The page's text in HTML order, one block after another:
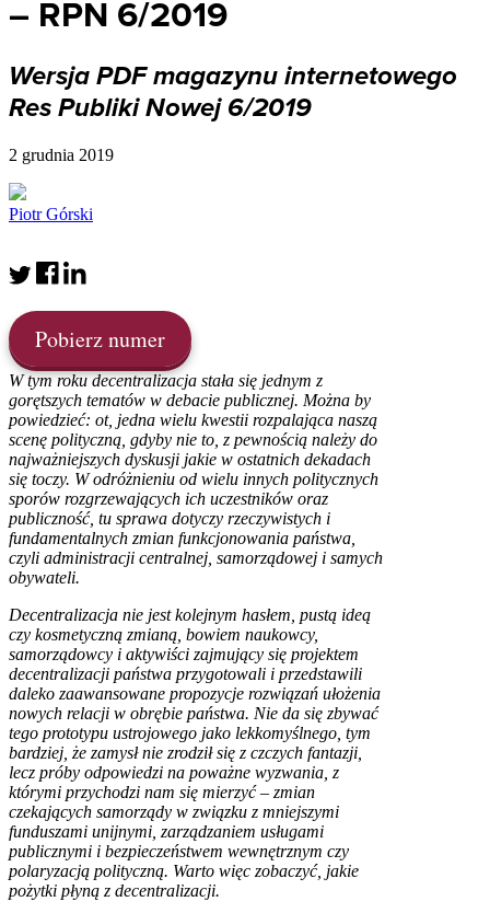
– RPN 6/2019
Wersja PDF magazynu internetowego
Res Publiki Nowej 6/2019
2 grudnia 2019
Piotr Górski
Pobierz numer
W tym roku decentralizacja stała się jednym z
gorętszych tematów w debacie publicznej. Można by
powiedzieć: ot, jedna wielu kwestii rozpalająca naszą
scenę polityczną, gdyby nie to, z pewnością należy do
najważniejszych dyskusji jakie w ostatnich dekadach
się toczy. W odróżnieniu od wielu innych politycznych
sporów rozgrzewających ich uczestników oraz
publiczność, tu sprawa dotyczy rzeczywistych i
fundamentalnych zmian funkcjonowania państwa,
czyli administracji centralnej, samorządowej i samych
obywateli.
Decentralizacja nie jest kolejnym hasłem, pustą ideą
czy kosmetyczną zmianą, bowiem naukowcy,
samorządowcy i aktywiści zajmujący się projektem
decentralizacji państwa przygotowali i przedstawili
daleko zaawansowane propozycje rozwiązań ułożenia
nowych relacji w obrębie państwa. Nie da się zbywać
tego prototypu ustrojowego jako lekkomyślnego, tym
bardziej, że zamysł nie zrodził się z czczych fantazji,
lecz próby odpowiedzi na poważne wyzwania, z
którymi przychodzi nam się mierzyć – zmian
czekających samorządy w związku z mniejszymi
funduszami unijnymi, zarządzaniem usługami
publicznymi i bezpieczeństwem wewnętrznym czy
polaryzacją polityczną. Warto więc zobaczyć, jakie
pożytki płyną z decentralizacji.